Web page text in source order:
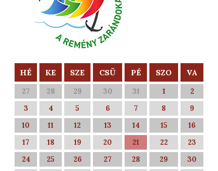
HÉ KE SZE CSÜ PÉ SZO VA
27 28 29 30 31 1
2
3
4 5 6 7 8
9
10
11 12 13 14 15
16
17
18 19 20 21 22
23
24
25 26 27 28 29
30